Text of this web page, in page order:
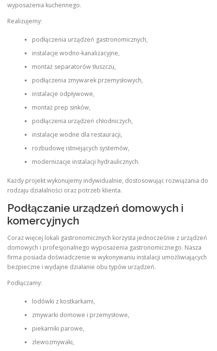
wyposażenia kuchennego.
Realizujemy:
podłączenia urządzeń gastronomicznych,
instalacje wodno-kanalizacyjne,
montaż separatorów tłuszczu,
podłączenia zmywarek przemysłowych,
instalacje odpływowe,
montaż prep sinków,
podłączenia urządzeń chłodniczych,
instalacje wodne dla restauracji,
rozbudowę istniejących systemów,
modernizacje instalacji hydraulicznych.
Każdy projekt wykonujemy indywidualnie, dostosowując rozwiązania do
rodzaju działalności oraz potrzeb klienta.
Podłączanie urządzeń domowych i
komercyjnych
Coraz więcej lokali gastronomicznych korzysta jednocześnie z urządzeń
domowych i profesjonalnego wyposażenia gastronomicznego. Nasza
firma posiada doświadczenie w wykonywaniu instalacji umożliwiających
bezpieczne i wydajne działanie obu typów urządzeń.
Podłączamy:
lodówki z kostkarkami,
zmywarki domowe i przemysłowe,
piekarniki parowe,
zlewozmywaki,